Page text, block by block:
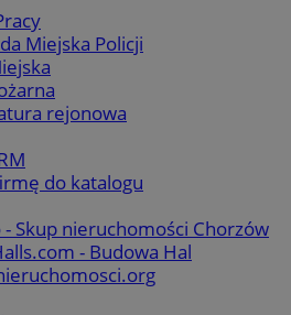
Miejska Policji
rejonowa
do katalogu
- Skup nieruchomości Chorzów
- Budowa Hal